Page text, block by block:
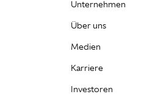
Unternehmen
Über uns
Medien
Karriere
Investoren